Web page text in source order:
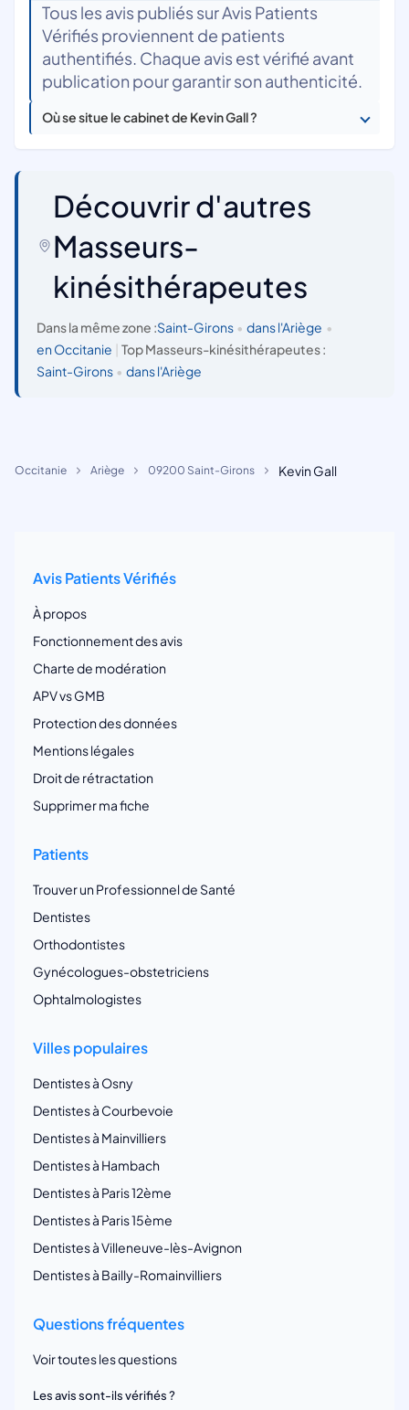
Tous les avis publiés sur Avis Patients
Vérifiés proviennent de patients
authentifiés. Chaque avis est vérifié avant
publication pour garantir son authenticité.
Où se situe le cabinet de Kevin Gall ?
Découvrir d'autres
Masseurs-
kinésithérapeutes
Dans la même zone :Saint-Girons • dans l'Ariège •
en Occitanie
Top Masseurs-kinésithérapeutes :
Saint-Girons • dans l'Ariège
Occitanie Ariège 09200 Saint-Girons Kevin Gall
Avis Patients Vérifiés
À propos
Fonctionnement des avis
Charte de modération
APV vs GMB
Protection des données
Mentions légales
Droit de rétractation
Supprimer ma fiche
Patients
Trouver un Professionnel de Santé
Dentistes
Orthodontistes
Gynécologues-obstetriciens
Ophtalmologistes
Villes populaires
Dentistes à Osny
Dentistes à Courbevoie
Dentistes à Mainvilliers
Dentistes à Hambach
Dentistes à Paris 12ème
Dentistes à Paris 15ème
Dentistes à Villeneuve-lès-Avignon
Dentistes à Bailly-Romainvilliers
Questions fréquentes
Voir toutes les questions
Les avis sont-ils vérifiés ?